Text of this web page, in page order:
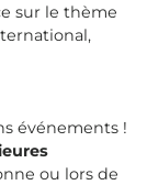
sur le thème
événements !
ou lors de